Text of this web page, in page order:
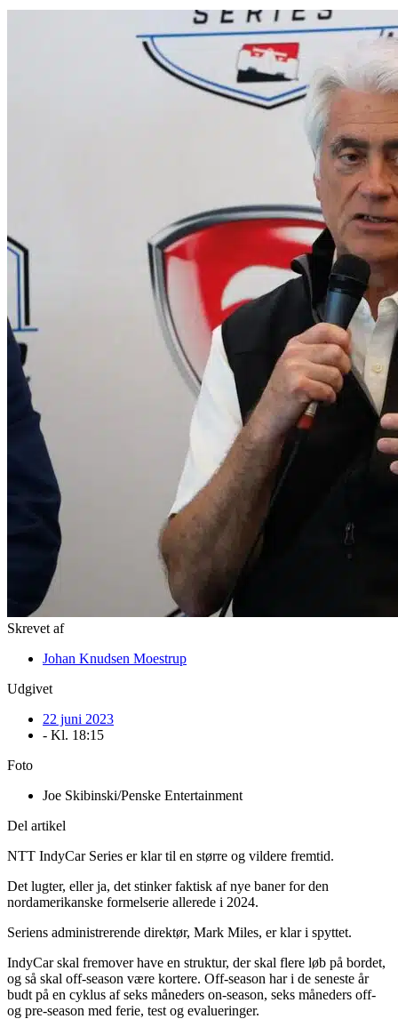
Skrevet af
Johan Knudsen Moestrup
Udgivet
22 juni 2023
- Kl. 18:15
Foto
Joe Skibinski/Penske Entertainment
Del artikel
NTT IndyCar Series er klar til en større og vildere fremtid.
Det lugter, eller ja, det stinker faktisk af nye baner for den
nordamerikanske formelserie allerede i 2024.
Seriens administrerende direktør, Mark Miles, er klar i spyttet.
IndyCar skal fremover have en struktur, der skal flere løb på bordet,
og så skal off-season være kortere. Off-season har i de seneste år
budt på en cyklus af seks måneders on-season, seks måneders off-
og pre-season med ferie, test og evalueringer.